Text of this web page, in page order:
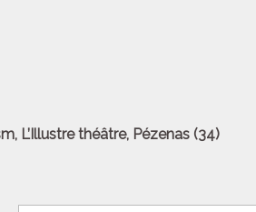
L’Illustre théâtre, Pézenas (34)